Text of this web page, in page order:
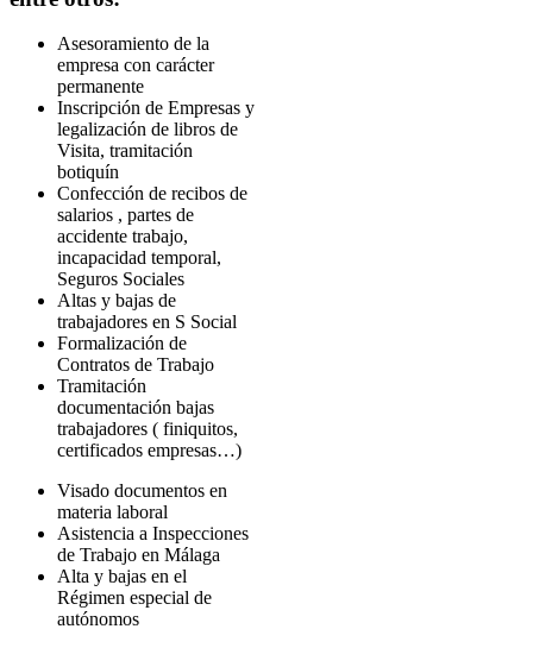
Asesoramiento de la
empresa con carácter
permanente
Inscripción de Empresas y
legalización de libros de
Visita, tramitación
botiquín
Confección de recibos de
salarios , partes de
accidente trabajo,
incapacidad temporal,
Seguros Sociales
Altas y bajas de
trabajadores en S Social
Formalización de
Contratos de Trabajo
Tramitación
documentación bajas
trabajadores ( finiquitos,
certificados empresas…)
Visado documentos en
materia laboral
Asistencia a Inspecciones
de Trabajo en Málaga
Alta y bajas en el
Régimen especial de
autónomos